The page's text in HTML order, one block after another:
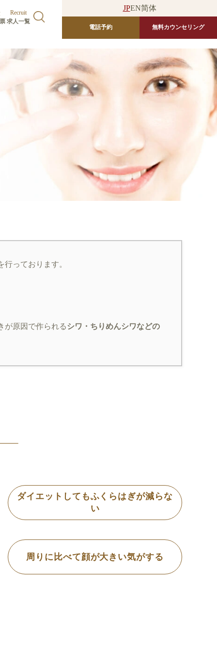
Recruit
求人一覧
EN
JP 简体
電話予約 無料カウンセリング
っております。
が原因で作られる シワ・ちりめんシワなどの
ダイエットしてもふくらはぎが減らな
い
周りに比べて顔が大きい気がする